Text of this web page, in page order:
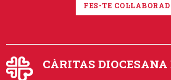
FES-TE
CÀRITAS DIOCESANA